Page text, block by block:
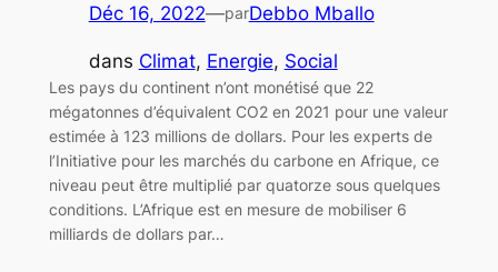
Déc 16, 2022—parDebbo Mballo
dans Climat, Energie, Social
Les pays du continent n’ont monétisé que 22
mégatonnes d’équivalent CO2 en 2021 pour une valeur
estimée à 123 millions de dollars. Pour les experts de
l’Initiative pour les marchés du carbone en Afrique, ce
niveau peut être multiplié par quatorze sous quelques
conditions. L’Afrique est en mesure de mobiliser 6
milliards de dollars par…